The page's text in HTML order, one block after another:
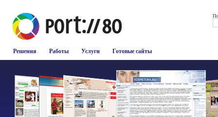
Решения Работы Услуги Готовые сайты